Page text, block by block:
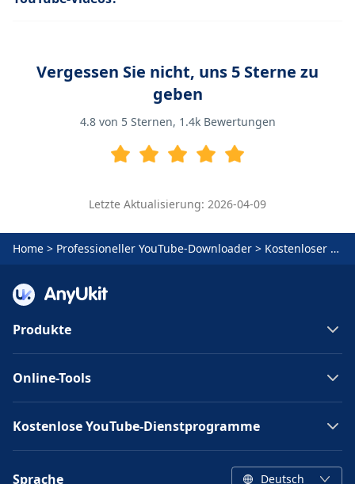
Vergessen Sie nicht, uns 5 Sterne zu
geben
4.8von 5 Sternen, 1.4kBewertungen
Letzte Aktualisierung: 2026-04-09
Home > Professioneller YouTube-Downloader > Kostenloser YouTube Downloader
Produkte
Online-Tools
Kostenlose YouTube-Dienstprogramme
Sprache Deutsch